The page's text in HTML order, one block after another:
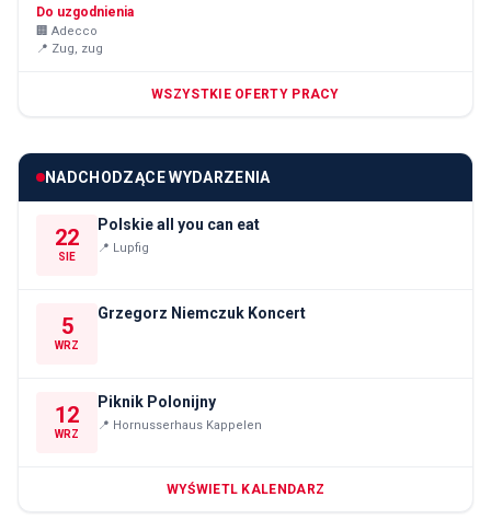
Do uzgodnienia
🏢 Adecco
📍 Zug, zug
WSZYSTKIE OFERTY PRACY
NADCHODZĄCE WYDARZENIA
22
SIE
Polskie all you can eat
📍 Lupfig
5
WRZ
Grzegorz Niemczuk Koncert
12
WRZ
Piknik Polonijny
📍 Hornusserhaus Kappelen
WYŚWIETL KALENDARZ